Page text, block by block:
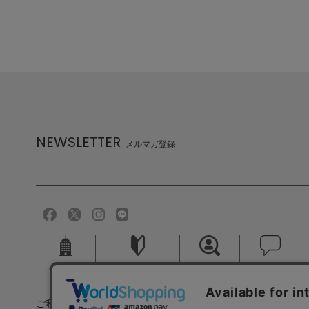
NEWSLETTER メルマガ登録
会社概要 ご利用ガイド 採用情報 お問い合せ
ご利用規約 個人情報保護方針